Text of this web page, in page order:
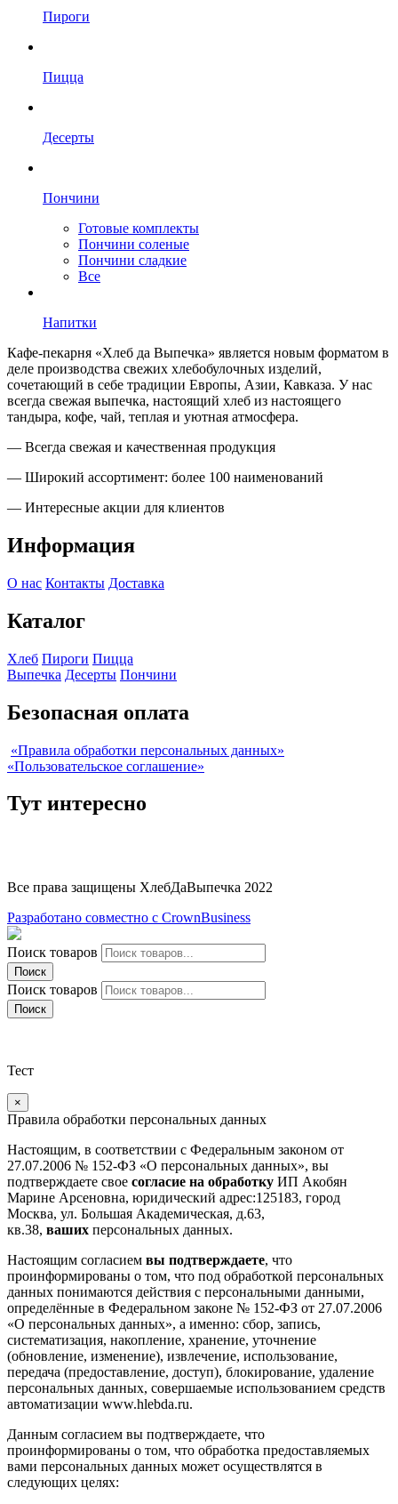
Пироги
Пицца
Десерты
Пончини
Готовые комплекты
Пончини соленые
Пончини сладкие
Все
Напитки
Кафе-пекарня «Хлеб да Выпечка» является новым форматом в
деле производства свежих хлебобулочных изделий,
сочетающий в себе традиции Европы, Азии, Кавказа. У нас
всегда свежая выпечка, настоящий хлеб из настоящего
тандыра, кофе, чай, теплая и уютная атмосфера.
— Всегда свежая и качественная продукция
— Широкий ассортимент: более 100 наименований
— Интересные акции для клиентов
Информация
О нас Контакты Доставка
Каталог
Хлеб Пироги Пицца
Выпечка Десерты Пончини
Безопасная оплата
«Правила обработки персональных данных»
«Пользовательское соглашение»
Тут интересно
Все права защищены ХлебДаВыпечка 2022
Разработано совместно с CrownBusiness
Поиск товаров
Поиск
Поиск товаров
Поиск
Тест
×
Правила обработки персональных данных
Настоящим, в соответствии с Федеральным законом от
27.07.2006 № 152-ФЗ «О персональных данных», вы
подтверждаете свое согласие на обработку ИП Акобян
Марине Арсеновна, юридический адрес:125183, город
Москва, ул. Большая Академическая, д.63,
кв.38, ваших персональных данных.
Настоящим согласием вы подтверждаете, что
проинформированы о том, что под обработкой персональных
данных понимаются действия с персональными данными,
определённые в Федеральном законе № 152-ФЗ от 27.07.2006
«О персональных данных», а именно: сбор, запись,
систематизация, накопление, хранение, уточнение
(обновление, изменение), извлечение, использование,
передача (предоставление, доступ), блокирование, удаление
персональных данных, совершаемые использованием средств
автоматизации www.hlebda.ru.
Данным согласием вы подтверждаете, что
проинформированы о том, что обработка предоставляемых
вами персональных данных может осуществлятся в
следующих целях: